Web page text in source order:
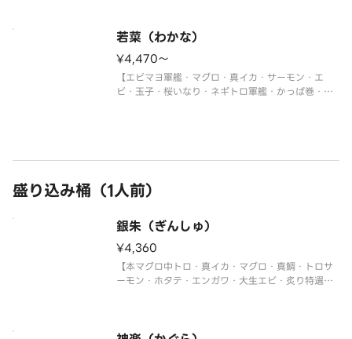
若菜（わかな）
¥4,470〜
【エビマヨ軍艦・マグロ・真イカ・サーモン・エ
ビ・玉子・桜いなり・ネギトロ軍艦・かっぱ巻・鉄
盛り込み桶（1人前）
銀朱（ぎんしゅ）
¥4,360
【本マグロ中トロ・真イカ・マグロ・真鯛・トロサ
ーモン・ホタテ・エンガワ・大生エビ・炙り特選大